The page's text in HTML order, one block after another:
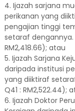
4. Ijazah sarjana
perikanan yang
pengajian tinggi
setaraf dengannya.
RM2,418.66); atau
5. Ijazah Sarjana
daripada institusi
yang diiktiraf
Q41 : RM2,522.44);
6. Ijazah Doktor